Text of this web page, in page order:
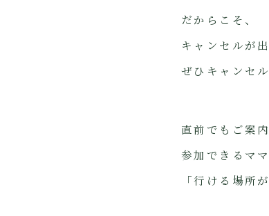
だからこそ、
キャンセルが
ぜひキャンセ
直前でもご案
参加できるマ
「行ける場所